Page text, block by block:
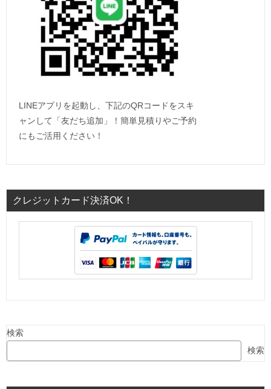
LINEアプリを起動し、下記のQRコードをスキ
ャンして「友だち追加」！簡単見積りやご予約
にもご活用ください！
クレジットカード決済OK！
検索
検索